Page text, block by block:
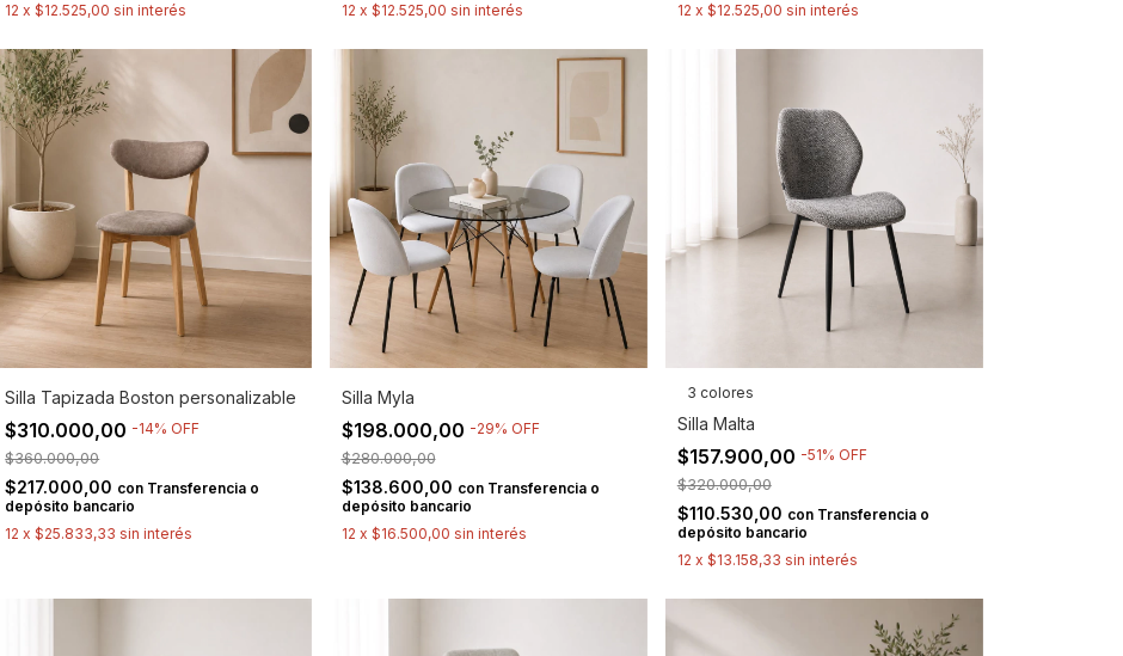
12 x$12.525,00 sin interés
12 x $12.525,00 sin interés
12 x $12.525,00 sin interés
Silla Tapizada Boston personalizable
$310.000,00 -14% OFF
$360.000,00
$217.000,00 con Transferencia o
depósito bancario
12 x$25.833,33 sin interés
Silla Myla
$198.000,00 -29% OFF
$280.000,00
$138.600,00 con Transferencia o
depósito bancario
12 x $16.500,00 sin interés
3 colores
Silla Malta
$157.900,00 -51% OFF
$320.000,00
$110.530,00 con Transferencia o
depósito bancario
12 x $13.158,33 sin interés